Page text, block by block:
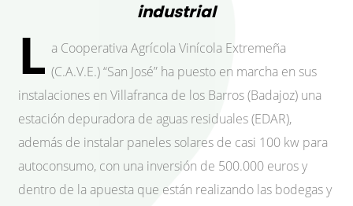
industrial
L a Cooperativa Agrícola Vinícola Extremeña
(C.A.V.E.) “San José” ha puesto en marcha en sus
instalaciones en Villafranca de los Barros (Badajoz) una
estación depuradora de aguas residuales (EDAR),
además de instalar paneles solares de casi 100 kw para
autoconsumo, con una inversión de 500.000 euros y
dentro de la apuesta que están realizando las bodegas y